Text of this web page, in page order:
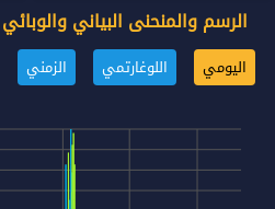
الرسم والمنحنى البياني
اليومي اللوغارتمي الزمني